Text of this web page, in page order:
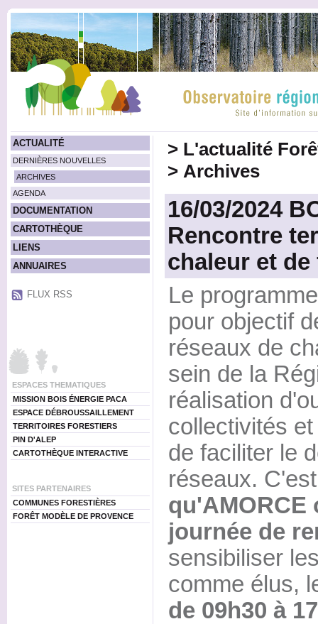
ACTUALITÉ
DERNIÈRES NOUVELLES
ARCHIVES
AGENDA
DOCUMENTATION
CARTOTHÈQUE
LIENS
ANNUAIRES
FLUX RSS
ESPACES THEMATIQUES
MISSION BOIS ÉNERGIE PACA
ESPACE DÉBROUSSAILLEMENT
TERRITOIRES FORESTIERS
PIN D'ALEP
CARTOTHÈQUE INTERACTIVE
SITES PARTENAIRES
COMMUNES FORESTIÈRES
FORÊT MODÈLE DE PROVENCE
> L'actualité
> Archives
16/03/2024
Rencontre
chaleur et
Le
pour objectif
réseaux de
sein de la
réalisation
collectivités
de faciliter le
réseaux.
qu'AMORCE
journée de
sensibiliser
comme élus,
de 09h30 à